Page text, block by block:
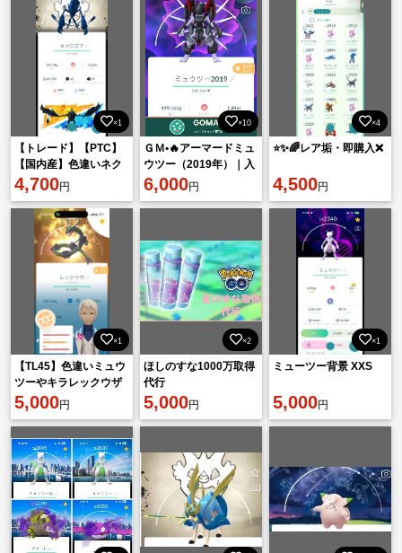
×1
【トレード】【PTC】
【国内産】色違いネク
ロズマ背景、色違いレ
ックウザ いんせき1 色
違いソルガレ
4,700円
×10
ＧＭ•🔥アーマードミュ
ウツー（2019年）｜入
手不可の限定フォルム
｜ラッキー確定｜非対
面トレード
6,000円
×4
⭐️✨🌈レア垢・即購入❌
4,500円
×1
【TL45】色違いミュウ
ツーやキラレックウザ
等、伝説137匹＆キラ
41匹所持の即戦力引退
垢！
5,000円
×2
ほしのすな1000万取得
代行
5,000円
×1
ミューツー背景 XXS
5,000円